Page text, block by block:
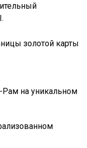
золотой карты
Рам на уникальном